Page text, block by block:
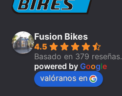
Fusion Bikes
4.5
Basado en 379 reseñas.
powered by Google
valóranos en